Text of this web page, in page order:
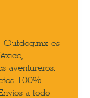
es
aventureros.
100%
a todo